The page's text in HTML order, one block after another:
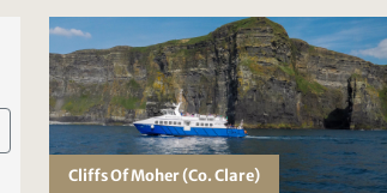
Cliffs Of Moher (Co. Clare)